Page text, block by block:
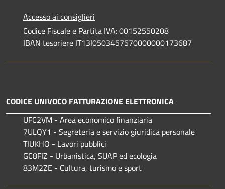
Accesso ai consiglieri
Codice Fiscale e Partita IVA: 00152550208
IBAN tesoriere IT13I0503457570000000173687
CODICE UNIVOCO FATTURAZIONE ELETTRONICA
UFC2VM - Area economico finanziaria
7ULQY1 - Segreteria e servizio giuridica personale
TIUKHO - Lavori pubblici
GC8FIZ - Urbanistica, SUAP ed ecologia
83M2ZE - Cultura, turismo e sport